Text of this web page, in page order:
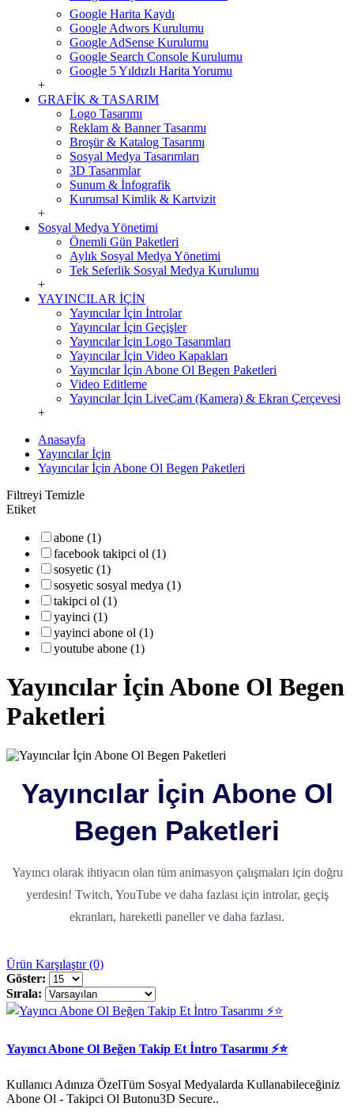
Google Harita Kaydı
Google Adwors Kurulumu
Google AdSense Kurulumu
Google Search Console Kurulumu
Google 5 Yıldızlı Harita Yorumu
+
GRAFİK & TASARIM
Logo Tasarımı
Reklam & Banner Tasarımı
Broşür & Katalog Tasarımı
Sosyal Medya Tasarımları
3D Tasarımlar
Sunum & İnfografik
Kurumsal Kimlik & Kartvizit
+
Sosyal Medya Yönetimi
Önemli Gün Paketleri
Aylık Sosyal Medya Yönetimi
Tek Seferlik Sosyal Medya Kurulumu
+
YAYINCILAR İÇİN
Yayıncılar İçin İntrolar
Yayıncılar İçin Geçişler
Yayıncılar İçin Logo Tasarımları
Yayıncılar İçin Video Kapakları
Yayıncılar İçin Abone Ol Begen Paketleri
Video Editleme
Yayıncılar İçin LiveCam (Kamera) & Ekran Çerçevesi
+
Anasayfa
Yayıncılar İçin
Yayıncılar İçin Abone Ol Begen Paketleri
Filtreyi Temizle
Etiket
abone (1)
facebook takipci ol (1)
sosyetic (1)
sosyetic sosyal medya (1)
takipci ol (1)
yayinci (1)
yayinci abone ol (1)
youtube abone (1)
Yayıncılar İçin Abone Ol Begen
Paketleri
Yayıncılar İçin Abone Ol
Begen Paketleri
Yayıncı olarak ihtiyacın olan tüm animasyon çalışmaları için doğru
yerdesin! Twitch, YouTube ve daha fazlası için introlar, geçiş
ekranları, hareketli paneller ve daha fazlası.
Ürün Karşılaştır (0)
Göster:
Sırala:
Yayıncı Abone Ol Beğen Takip Et İntro Tasarımı ⚡️⭐
Kullanıcı Adınıza ÖzelTüm Sosyal Medyalarda Kullanabileceğiniz
Abone Ol - Takipci Ol Butonu3D Secure..